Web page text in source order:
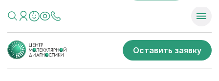
Оставить заявку